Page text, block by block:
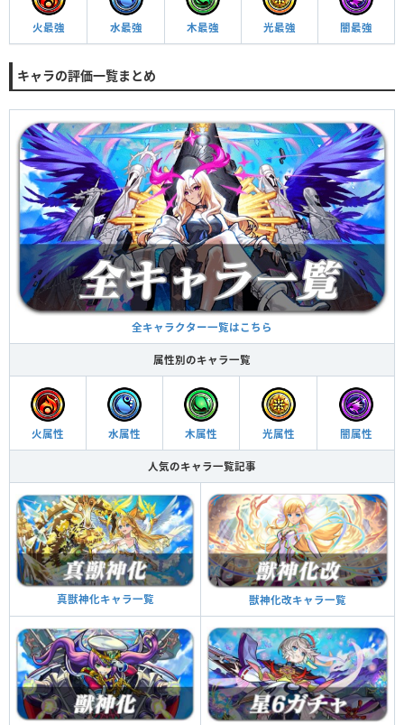
火最強 水最強 木最強 光最強 闇最強
キャラの評価一覧まとめ
全キャラクター一覧はこちら
属性別のキャラ一覧
火属性 水属性 木属性 光属性 闇属性
人気のキャラ一覧記事
真獣神化キャラ一覧 獣神化改キャラ一覧